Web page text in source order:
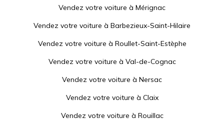
Vendez votre voiture à Mérignac
Vendez votre voiture à Barbezieux-Saint-Hilaire
Vendez votre voiture à Roullet-Saint-Estèphe
Vendez votre voiture à Val-de-Cognac
Vendez votre voiture à Nersac
Vendez votre voiture à Claix
Vendez votre voiture à Rouillac